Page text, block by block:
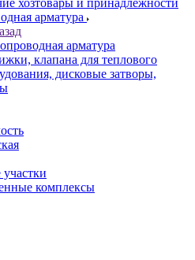
хозтовары и принадлежности
арматура
арматура
клапана для теплового
дисковые затворы,
комплексы